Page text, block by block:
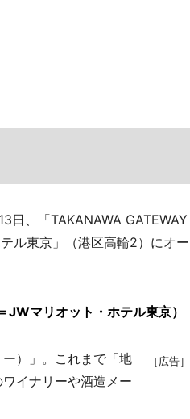
日、「TAKANAWA GATEWAY
ル東京」（港区高輪2）にオー
JWマリオット・ホテル東京）
［広告］
）」。これまで「地
イナリーや酒造メー